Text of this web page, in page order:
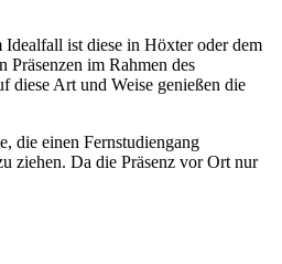
Idealfall ist diese in Höxter oder dem
Präsenzen im Rahmen des
diese Art und Weise genießen die
die einen Fernstudiengang
ziehen. Da die Präsenz vor Ort nur